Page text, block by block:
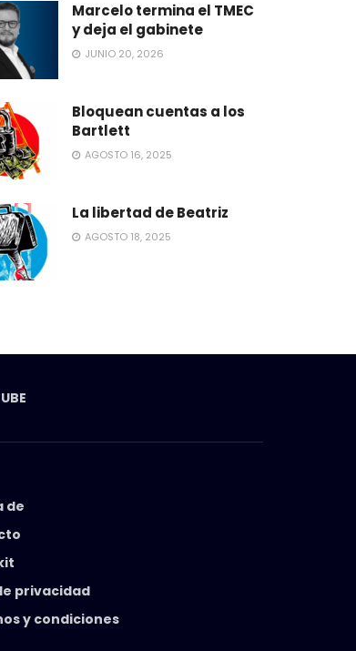
Marcelo termina el TMEC
y deja el gabinete
JUNIO 20, 2026
Bloquean cuentas a los
Bartlett
AGOSTO 16, 2025
La libertad de Beatriz
AGOSTO 18, 2025
de
privacidad
y condiciones